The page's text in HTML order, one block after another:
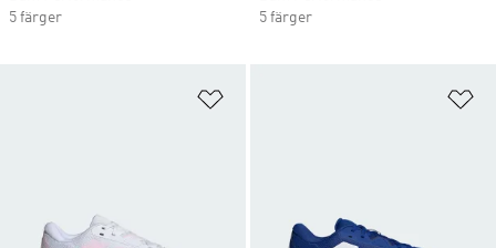
5 färger
5 färger